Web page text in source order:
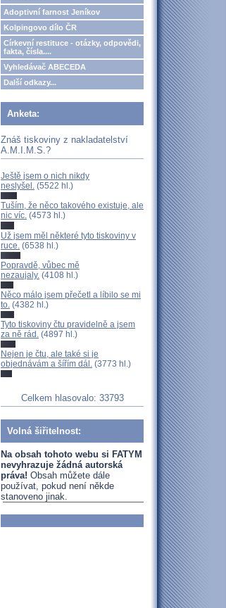
Adoptivní farnost Jeníkov
Kolpingovo dílo ČR
Církevní restituce - otázky, odpovědi,
fakta, čísla....
Vyhledávač ABECEDA
Další odkazy...
Anketa:
Znáš tiskoviny z nakladatelství
A.M.I.M.S.?
Ještě jsem o nich nikdy
neslyšel. (5522 hl.)
Tuším, že něco takového existuje, ale
nic víc. (4573 hl.)
Už jsem měl některé tyto tiskoviny v
ruce. (6538 hl.)
Popravdě, vůbec mě
nezaujaly. (4108 hl.)
Něco málo jsem přečetl a líbilo se mi
to. (4382 hl.)
Tyto tiskoviny čtu pravidelně a jsem
za ně rád. (4897 hl.)
Nejen je čtu, ale také si je
objednávám a šířím dál. (3773 hl.)
Celkem hlasovalo: 33793
Volná šiřitelnost:
Na obsah tohoto webu si FATYM
nevyhrazuje žádná autorská
práva! Obsah můžete dále
používat, pokud není někde
stanoveno jinak.